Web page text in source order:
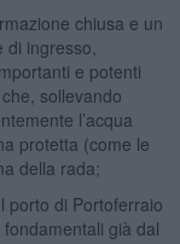
chiusa e un
ingresso,
e potenti
, che, sollevando
l’acqua
protetta (come le
della rada;
porto di Portoferraio
già dal